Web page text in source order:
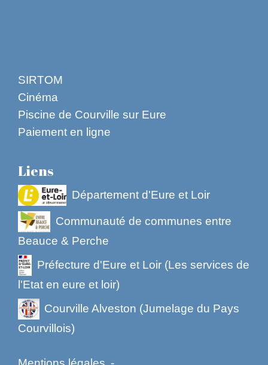
SIRTOM
Cinéma
Piscine de Courville sur Eure
Paiement en ligne
Liens
Département d'Eure et Loir
Communauté de communes entre
Beauce & Perche
Préfecture d'Eure et Loir (Les services de
l'Etat en eure et loir)
Courville Alveston (Jumelage du Pays
Courvillois)